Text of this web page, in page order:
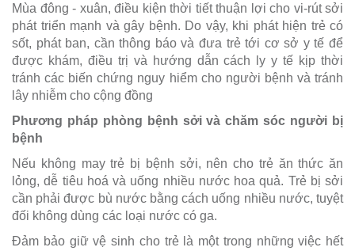
Mùa đông - xuân, điều kiện thời tiết thuận lợi cho vi-rút sởi
phát triển mạnh và gây bệnh. Do vậy, khi phát hiện trẻ có
sốt, phát ban, cần thông báo và đưa trẻ tới cơ sở y tế để
được khám, điều trị và hướng dẫn cách ly y tế kịp thời
tránh các biến chứng nguy hiểm cho người bệnh và tránh
lây nhiễm cho cộng đồng
Phương pháp phòng bệnh sởi và chăm sóc người bị
bệnh
Nếu không may trẻ bị bệnh sởi, nên cho trẻ ăn thức ăn
lỏng, dễ tiêu hoá và uống nhiều nước hoa quả. Trẻ bị sởi
cần phải được bù nước bằng cách uống nhiều nước, tuyệt
đối không dùng các loại nước có ga.
Đảm bảo giữ vệ sinh cho trẻ là một trong những việc hết